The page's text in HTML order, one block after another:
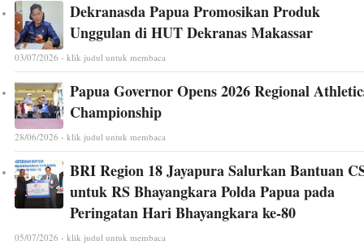
Dekranasda Papua Promosikan Produk
Unggulan di HUT Dekranas Makassar
03/07/2026 - klik judul untuk membaca
Papua Governor Opens 2026 Regional
Championship
28/06/2026 - klik judul untuk membaca
BRI Region 18 Jayapura Salurkan Bantuan
untuk RS Bhayangkara Polda Papua pada
Peringatan Hari Bhayangkara ke-80
05/07/2026 - klik judul untuk membaca